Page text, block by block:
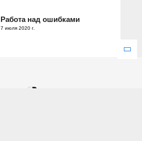
Работа над ошибками
7 июля 2020 г.